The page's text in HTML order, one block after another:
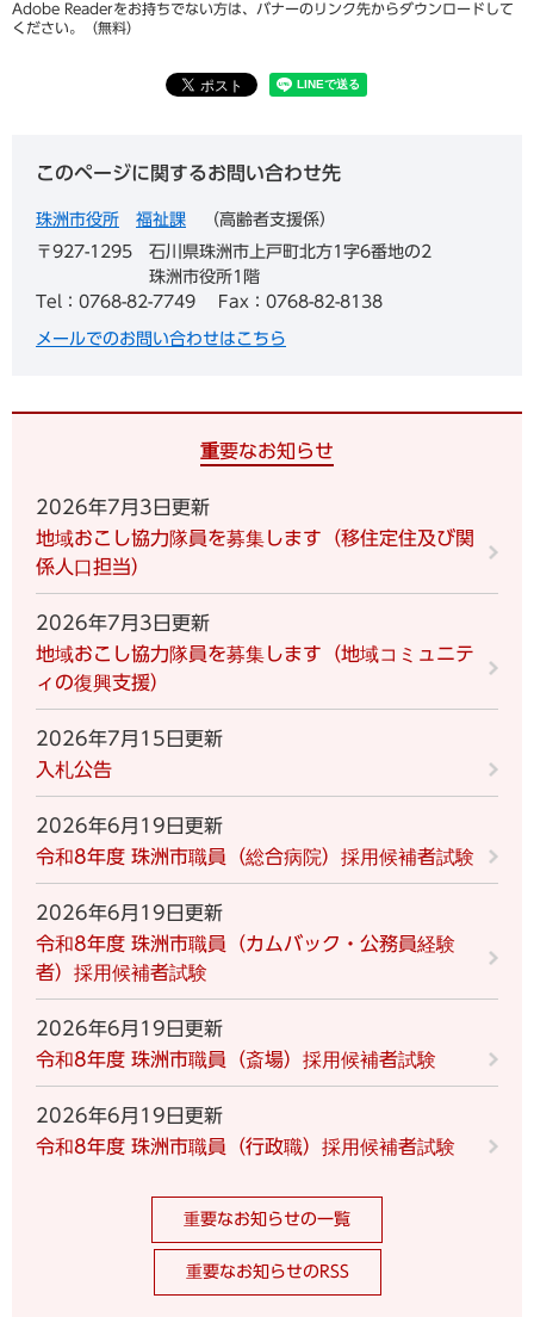
Adobe Readerをお持ちでない方は、バナーのリンク先からダウンロードして
ください。（無料）
このページに関するお問い合わせ先
珠洲市役所 福祉課
高齢者支援係
〒927-1295
石川県珠洲市上戸町北方1字6番地の2
珠洲市役所1階
Tel：0768-82-7749
Fax：0768-82-8138
メールでのお問い合わせはこちら
重要なお知らせ
2026年7月3日更新
地域おこし協力隊員を募集します（移住定住及び関
係人口担当）
2026年7月3日更新
地域おこし協力隊員を募集します（地域コミュニテ
ィの復興支援）
2026年7月15日更新
入札公告
2026年6月19日更新
令和8年度 珠洲市職員（総合病院）採用候補者試験
2026年6月19日更新
令和8年度 珠洲市職員（カムバック・公務員経験
者）採用候補者試験
2026年6月19日更新
令和8年度 珠洲市職員（斎場）採用候補者試験
2026年6月19日更新
令和8年度 珠洲市職員（行政職）採用候補者試験
重要なお知らせの一覧
重要なお知らせのRSS